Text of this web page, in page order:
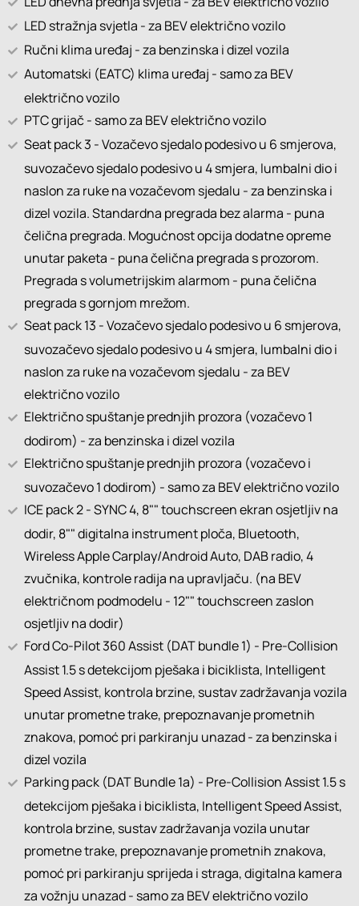
LED stražnja svjetla - za BEV električno vozilo
Ručni klima uređaj - za benzinska i dizel vozila
Automatski (EATC) klima uređaj - samo za BEV
električno vozilo
PTC grijač - samo za BEV električno vozilo
Seat pack 3 - Vozačevo sjedalo podesivo u 6 smjerova,
suvozačevo sjedalo podesivo u 4 smjera, lumbalni dio i
naslon za ruke na vozačevom sjedalu - za benzinska i
dizel vozila. Standardna pregrada bez alarma - puna
čelična pregrada. Mogućnost opcija dodatne opreme
unutar paketa - puna čelična pregrada s prozorom.
Pregrada s volumetrijskim alarmom - puna čelična
pregrada s gornjom mrežom.
Seat pack 13 - Vozačevo sjedalo podesivo u 6 smjerova,
suvozačevo sjedalo podesivo u 4 smjera, lumbalni dio i
naslon za ruke na vozačevom sjedalu - za BEV
električno vozilo
Električno spuštanje prednjih prozora (vozačevo 1
dodirom) - za benzinska i dizel vozila
Električno spuštanje prednjih prozora (vozačevo i
suvozačevo 1 dodirom) - samo za BEV električno vozilo
ICE pack 2 - SYNC 4, 8"" touchscreen ekran osjetljiv na
dodir, 8"" digitalna instrument ploča, Bluetooth,
Wireless Apple Carplay/Android Auto, DAB radio, 4
zvučnika, kontrole radija na upravljaču. (na BEV
električnom podmodelu - 12"" touchscreen zaslon
osjetljiv na dodir)
Ford Co-Pilot 360 Assist (DAT bundle 1) - Pre-Collision
Assist 1.5 s detekcijom pješaka i biciklista, Intelligent
Speed Assist, kontrola brzine, sustav zadržavanja vozila
unutar prometne trake, prepoznavanje prometnih
znakova, pomoć pri parkiranju unazad - za benzinska i
dizel vozila
Parking pack (DAT Bundle 1a) - Pre-Collision Assist 1.5 s
detekcijom pješaka i biciklista, Intelligent Speed Assist,
kontrola brzine, sustav zadržavanja vozila unutar
prometne trake, prepoznavanje prometnih znakova,
pomoć pri parkiranju sprijeda i straga, digitalna kamera
za vožnju unazad - samo za BEV električno vozilo